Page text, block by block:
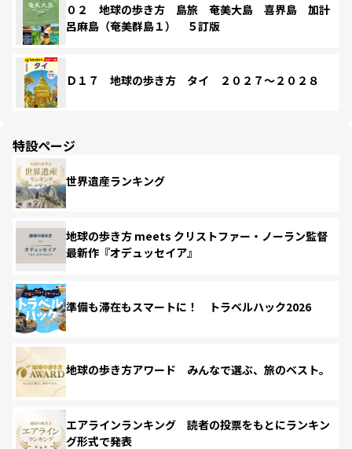
０２ 地球の歩き方 島旅 奄美大島 喜界島 加計
呂麻島（奄美群島１） ５訂版
Ｄ１７ 地球の歩き方 タイ ２０２７～２０２８
特設ページ
世界遺産ランキング
地球の歩き方 meets クリストファー・ノーラン監督
最新作『オデュッセイア』
準備も滞在もスマートに！ トラベルハック2026
地球の歩き方アワード みんなで選ぶ、旅のベスト。
エアラインランキング 読者の投票をもとにランキン
グ形式で発表